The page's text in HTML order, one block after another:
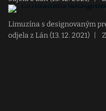
Limuzína s designovaným
odjela z Lán (13. 12. 2021)